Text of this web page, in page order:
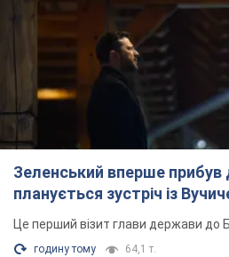
Зеленський вперше прибув
планується зустріч із
Це перший візит глави держави до
годину тому 64,1 т.